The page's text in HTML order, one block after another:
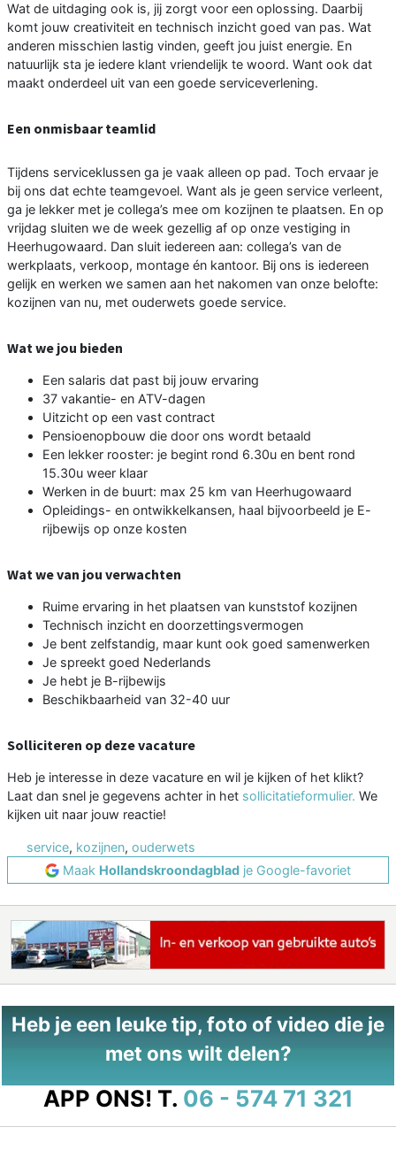
Wat de uitdaging ook is, jij zorgt voor een oplossing. Daarbij
komt jouw creativiteit en technisch inzicht goed van pas. Wat
anderen misschien lastig vinden, geeft jou juist energie. En
natuurlijk sta je iedere klant vriendelijk te woord. Want ook dat
maakt onderdeel uit van een goede serviceverlening.
Een onmisbaar teamlid
Tijdens serviceklussen ga je vaak alleen op pad. Toch ervaar je
bij ons dat echte teamgevoel. Want als je geen service verleent,
ga je lekker met je collega’s mee om kozijnen te plaatsen. En op
vrijdag sluiten we de week gezellig af op onze vestiging in
Heerhugowaard. Dan sluit iedereen aan: collega’s van de
werkplaats, verkoop, montage én kantoor. Bij ons is iedereen
gelijk en werken we samen aan het nakomen van onze belofte:
kozijnen van nu, met ouderwets goede service.
Wat we jou bieden
Een salaris dat past bij jouw ervaring
37 vakantie- en ATV-dagen
Uitzicht op een vast contract
Pensioenopbouw die door ons wordt betaald
Een lekker rooster: je begint rond 6.30u en bent rond
15.30u weer klaar
Werken in de buurt: max 25 km van Heerhugowaard
Opleidings- en ontwikkelkansen, haal bijvoorbeeld je E-
rijbewijs op onze kosten
Wat we van jou verwachten
Ruime ervaring in het plaatsen van kunststof kozijnen
Technisch inzicht en doorzettingsvermogen
Je bent zelfstandig, maar kunt ook goed samenwerken
Je spreekt goed Nederlands
Je hebt je B-rijbewijs
Beschikbaarheid van 32-40 uur
Solliciteren op deze vacature
Heb je interesse in deze vacature en wil je kijken of het klikt?
Laat dan snel je gegevens achter in het sollicitatieformulier. We
kijken uit naar jouw reactie!
service, kozijnen, ouderwets
Maak Hollandskroondagblad je Google-favoriet
Heb je een leuke tip, foto of video die je
met ons wilt delen?
APP ONS! T. 06 - 574 71 321